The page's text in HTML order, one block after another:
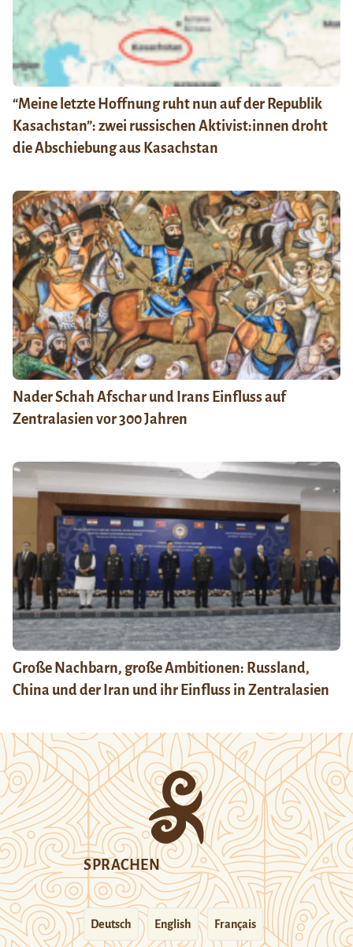
“Meine letzte Hoffnung ruht nun auf der Republik
Kasachstan”: zwei russischen Aktivist:innen droht
die Abschiebung aus Kasachstan
Nader Schah Afschar und Irans Einfluss auf
Zentralasien vor 300 Jahren
Große Nachbarn, große Ambitionen: Russland,
China und der Iran und ihr Einfluss in Zentralasien
SPRACHEN
Deutsch English Français